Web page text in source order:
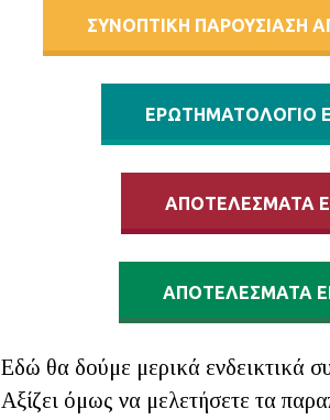
ΣΥΝΟΠΤΙΚΉ ΠΑΡΟΥΣΙΑΣΗ
ΕΡΩΤΗΜΑΤΟΛΟΓΙΟ
ΑΠΟΤΕΛΕΣΜΑΤΑ
ΑΠΟΤΕΛΕΣΜΑΤΑ
Εδώ θα δούμε μερικά ενδεικτικά
Αξίζει όμως να μελετήσετε τα